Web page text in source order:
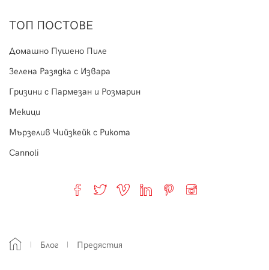
ТОП ПОСТОВЕ
Домашно Пушено Пиле
Зелена Разядка с Извара
Гризини с Пармезан и Розмарин
Мекици
Мързелив Чийзкейк с Рикота
Cannoli
Блог Предястия